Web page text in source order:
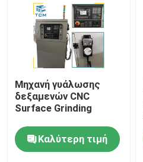
Μηχανή γυάλωσης
δεξαμενών CNC
Surface Grinding
Καλύτερη τιμή